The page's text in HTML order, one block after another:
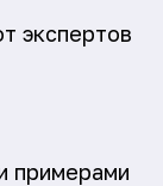
экспертов
примерами